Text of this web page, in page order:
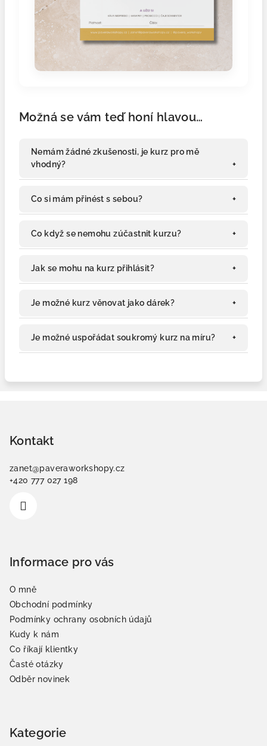
Možná se vám teď honí hlavou…
Nemám žádné zkušenosti, je kurz pro mě
vhodný?
Co si mám přinést s sebou?
Co když se nemohu zúčastnit kurzu?
Jak se mohu na kurz přihlásit?
Je možné kurz věnovat jako dárek?
Je možné uspořádat soukromý kurz na míru?
Kontakt
zanet@paveraworkshopy.cz
+420 777 027 198
Informace pro vás
O mně
Obchodní podmínky
Podmínky ochrany osobních údajů
Kudy k nám
Co říkají klientky
Časté otázky
Odběr novinek
Kategorie